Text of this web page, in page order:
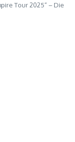
Tour 2025“ – Die